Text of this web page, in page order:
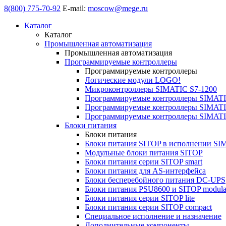
8(800) 775-70-92 E-mail: moscow@mege.ru
Каталог
Каталог
Промышленная автоматизация
Промышленная автоматизация
Программируемые контроллеры
Программируемые контроллеры
Логические модули LOGO!
Микроконтроллеры SIMATIC S7-1200
Программируемые контроллеры
Программируемые контроллеры
Программируемые контроллеры
Блоки питания
Блоки питания
Блоки питания SITOP в исполнении
Модульные блоки питания SITOP
Блоки питания серии SITOP smart
Блоки питания для AS-интерфейса
Блоки бесперебойного питания DC-UPS
Блоки питания PSU8600 и SITOP
Блоки питания серии SITOP lite
Блоки питания серии SITOP compact
Специальное исполнение и назначение